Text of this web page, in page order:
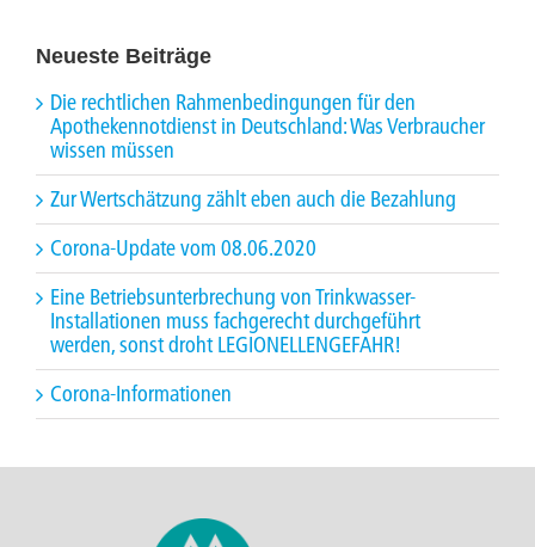
Neueste Beiträge
Die rechtlichen Rahmenbedingungen für den
Apothekennotdienst in Deutschland: Was Verbraucher
wissen müssen
Zur Wertschätzung zählt eben auch die Bezahlung
Corona-Update vom 08.06.2020
Eine Betriebsunterbrechung von Trinkwasser-
Installationen muss fachgerecht durchgeführt
werden, sonst droht LEGIONELLENGEFAHR!
Corona-Informationen